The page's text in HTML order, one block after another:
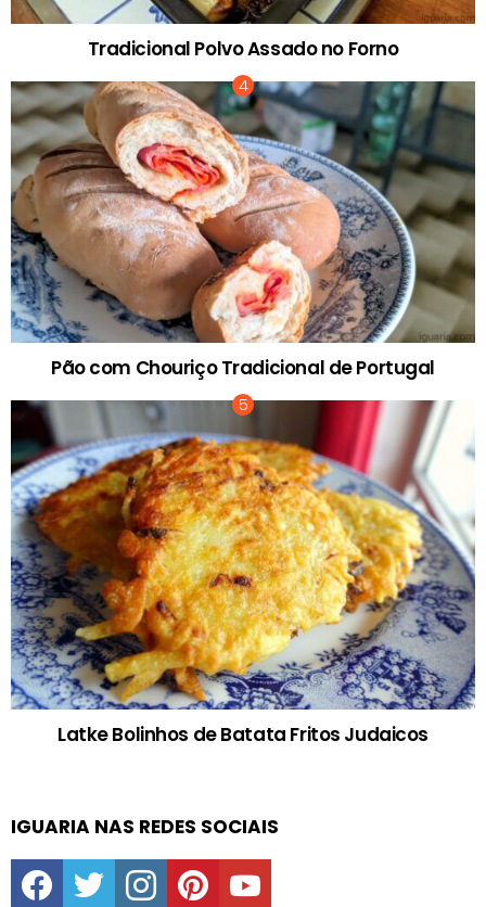
Tradicional Polvo Assado no Forno
Pão com Chouriço Tradicional de Portugal
Latke Bolinhos de Batata Fritos Judaicos
IGUARIA NAS REDES SOCIAIS
facebooktwitter instagrampinterestyoutube